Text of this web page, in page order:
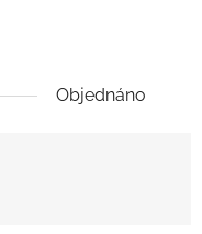
Objednáno